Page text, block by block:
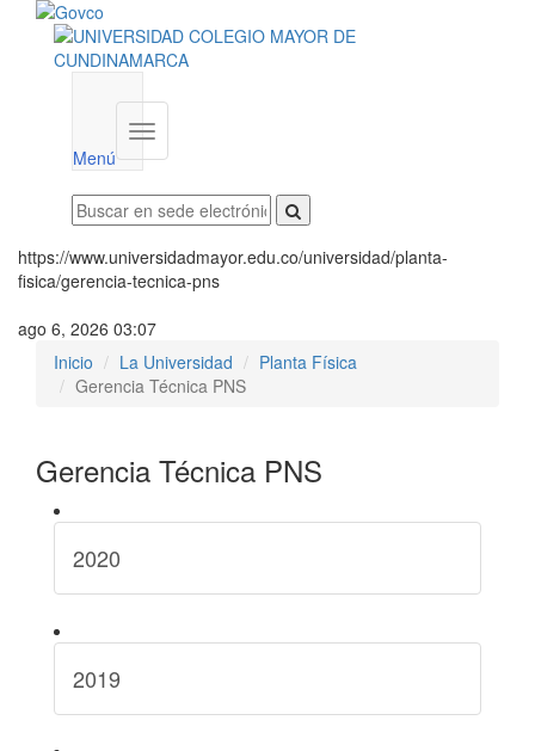
Menú
Menú
institucional
https://www.universidadmayor.edu.co/universidad/planta-
fisica/gerencia-tecnica-pns
ago 6, 2026 03:07
Inicio
La Universidad
Planta Física
Gerencia Técnica PNS
Gerencia Técnica PNS
2020
2019